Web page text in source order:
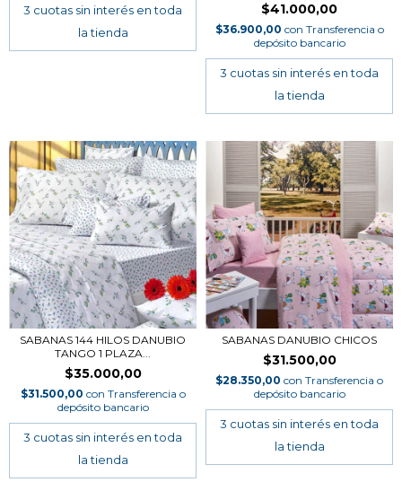
$41.000,00
$36.900,00 con Transferencia o
depósito bancario
SABANAS 144 HILOS DANUBIO
TANGO 1 PLAZA...
$35.000,00
$31.500,00 con Transferencia o
depósito bancario
SABANAS DANUBIO CHICOS
$31.500,00
$28.350,00 con Transferencia o
depósito bancario